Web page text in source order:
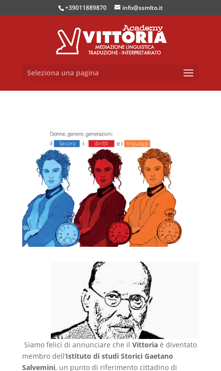
+39011889870 info@ssmlto.it
Seleziona una pagina
Siamo felici di annunciare che il Vittoriaè diventato
membro dell’Istituto di studi Storici Gaetano
Salvemini, un punto di riferimento cittadino di